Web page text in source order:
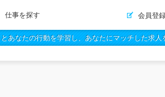
仕事を探す 会員登
あなたの行動を学習し、あなたにマッチした求人